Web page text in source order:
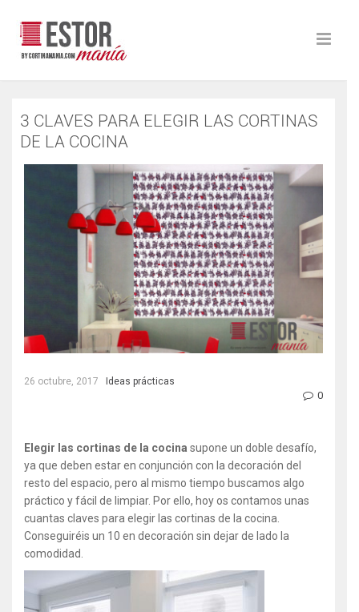
3 CLAVES PARA ELEGIR LAS CORTINAS
DE LA COCINA
26 octubre, 2017 Ideas prácticas
0
Elegir las cortinas de la cocina supone un doble desafío,
ya que deben estar en conjunción con la decoración del
resto del espacio, pero al mismo tiempo buscamos algo
práctico y fácil de limpiar. Por ello, hoy os contamos unas
cuantas claves para elegir las cortinas de la cocina.
Conseguiréis un 10 en decoración sin dejar de lado la
comodidad.